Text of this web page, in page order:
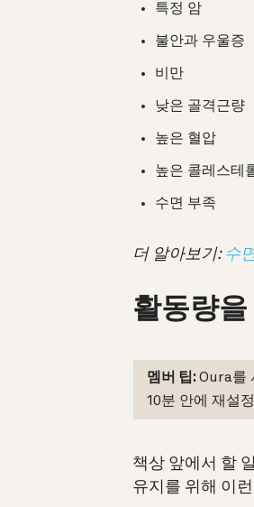
특정 암
불안과 우울증
비만
낮은 골격근량
높은 혈압
높은 콜레스테
수면 부족
더 알아보기: 수
활동량을
멤버 팁: Oura를
10분 안에 재설
책상 앞에서 할
유지를 위해 이